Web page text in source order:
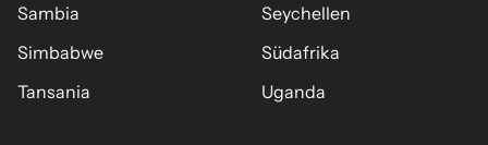
Sambia
Seychellen
Simbabwe
Südafrika
Tansania
Uganda